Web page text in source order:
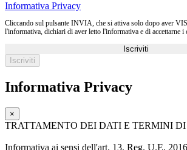
Informativa Privacy
Cliccando sul pulsante INVIA, che si attiva solo dopo aver
l'informativa, dichiari di aver letto l'informativa e di accettarne i
Iscriviti
Informativa Privacy
×
TRATTAMENTO DEI DATI E TERMINI
Informativa ai sensi dell'art. 13, Reg. U.E.